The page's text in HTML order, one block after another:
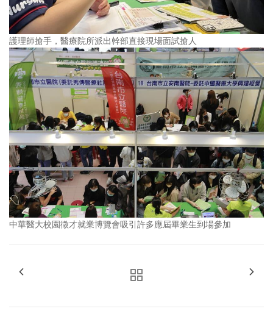
護理師搶手，醫療院所派出幹部直接現場面試搶人
中華醫大校園徵才就業博覽會吸引許多應屆畢業生到場參加